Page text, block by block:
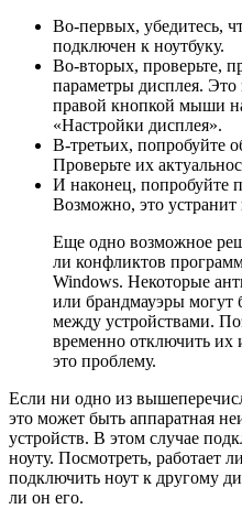
Во-первых, убедитесь,
подключен к ноутбуку.
Во-вторых, проверьте,
параметры дисплея.
правой кнопкой мыши
«Настройки дисплея».
В-третьих, попробуйте
Проверьте их
И наконец, попробуйте
Возможно, это устранит
Еще одно возможное
ли конфликтов
Windows. Некоторые
или брандмауэры могут
между устройствами.
временно отключить их
это проблему.
Если ни одно из
это может быть аппаратная
устройств. В этом случае
ноуту. Посмотреть, работает
подключить ноут к другому
ли он его.